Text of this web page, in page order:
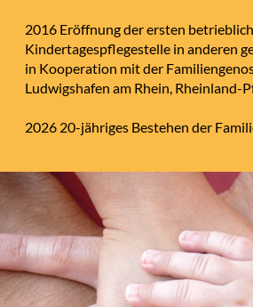
2016 Eröffnung der ersten
Kindertagespflegestelle in anderen
in Kooperation mit der
Ludwigshafen am Rhein, Rheinland-
2026 20-jähriges Bestehen der